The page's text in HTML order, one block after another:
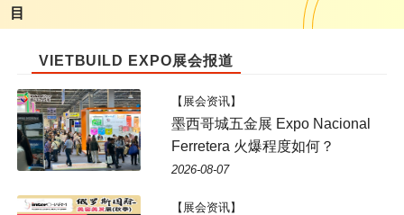
目
VIETBUILD EXPO展会报道
【展会资讯】
墨西哥城五金展 Expo Nacional
Ferretera 火爆程度如何？
2026-08-07
【展会资讯】